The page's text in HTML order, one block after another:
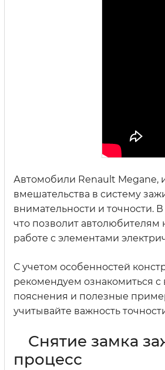
Автомобили Renault Megane,
вмешательства в систему
внимательности и точности.
что позволит автолюбителям
работе с элементами
С учетом особенностей
рекомендуем ознакомиться с
пояснения и полезные
учитывайте важность
Снятие замка
процесс